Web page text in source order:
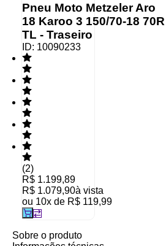
Pneu Moto Metzeler Aro
18 Karoo 3 150/70-18 70R
TL - Traseiro
ID: 10090233
(2)
R$ 1.199,89
R$ 1.079,90à vista
ou 10x de R$ 119,99
Sobre o produto